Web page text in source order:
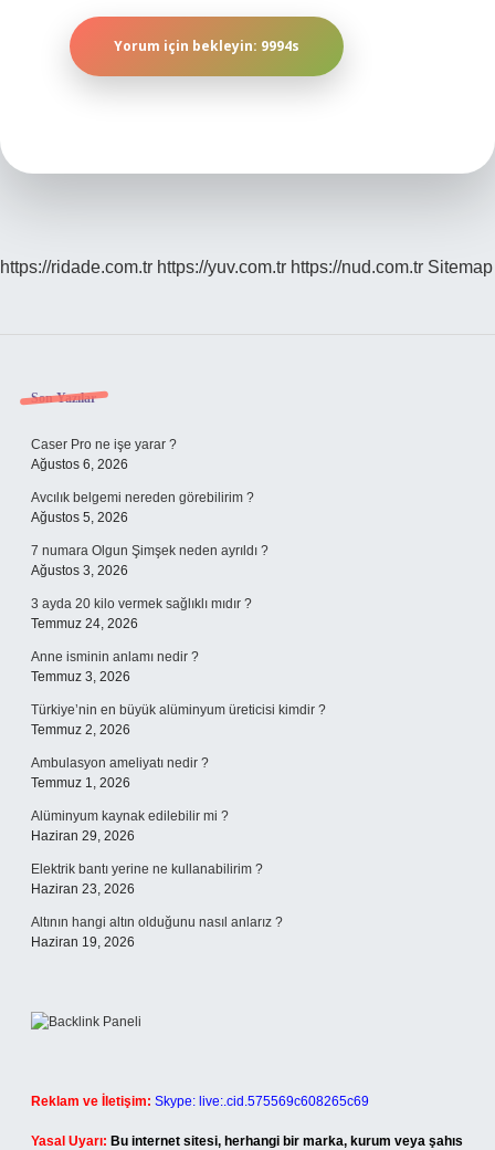
https://ridade.com.tr https://yuv.com.tr https://nud.com.tr Sitemap
Sidebar
Son Yazılar
Caser Pro ne işe yarar ?
Ağustos 6, 2026
Avcılık belgemi nereden görebilirim ?
Ağustos 5, 2026
7 numara Olgun Şimşek neden ayrıldı ?
Ağustos 3, 2026
3 ayda 20 kilo vermek sağlıklı mıdır ?
Temmuz 24, 2026
Anne isminin anlamı nedir ?
Temmuz 3, 2026
Türkiye’nin en büyük alüminyum üreticisi kimdir ?
Temmuz 2, 2026
Ambulasyon ameliyatı nedir ?
Temmuz 1, 2026
Alüminyum kaynak edilebilir mi ?
Haziran 29, 2026
Elektrik bantı yerine ne kullanabilirim ?
Haziran 23, 2026
Altının hangi altın olduğunu nasıl anlarız ?
Haziran 19, 2026
Reklam ve İletişim: Skype: live:.cid.575569c608265c69
Yasal Uyarı: Bu internet sitesi, herhangi bir marka, kurum veya şahıs